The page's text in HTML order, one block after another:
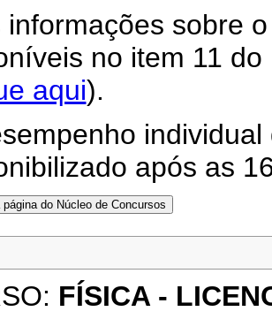
informações sobre
no item 11
aqui).
após as
FÍSICA -